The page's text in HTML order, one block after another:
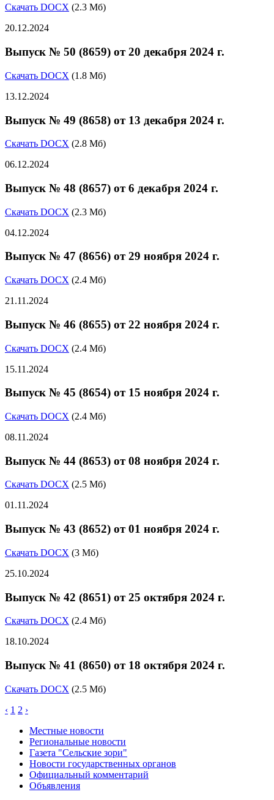
Скачать DOCX (2.3 Мб)
20.12.2024
Выпуск № 50 (8659) от 20 декабря 2024 г.
Скачать DOCX (1.8 Мб)
13.12.2024
Выпуск № 49 (8658) от 13 декабря 2024 г.
Скачать DOCX (2.8 Мб)
06.12.2024
Выпуск № 48 (8657) от 6 декабря 2024 г.
Скачать DOCX (2.3 Мб)
04.12.2024
Выпуск № 47 (8656) от 29 ноября 2024 г.
Скачать DOCX (2.4 Мб)
21.11.2024
Выпуск № 46 (8655) от 22 ноября 2024 г.
Скачать DOCX (2.4 Мб)
15.11.2024
Выпуск № 45 (8654) от 15 ноября 2024 г.
Скачать DOCX (2.4 Мб)
08.11.2024
Выпуск № 44 (8653) от 08 ноября 2024 г.
Скачать DOCX (2.5 Мб)
01.11.2024
Выпуск № 43 (8652) от 01 ноября 2024 г.
Скачать DOCX (3 Мб)
25.10.2024
Выпуск № 42 (8651) от 25 октября 2024 г.
Скачать DOCX (2.4 Мб)
18.10.2024
Выпуск № 41 (8650) от 18 октября 2024 г.
Скачать DOCX (2.5 Мб)
‹ 1 2 ›
Местные новости
Региональные новости
Газета "Сельские зори"
Новости государственных органов
Официальный комментарий
Объявления